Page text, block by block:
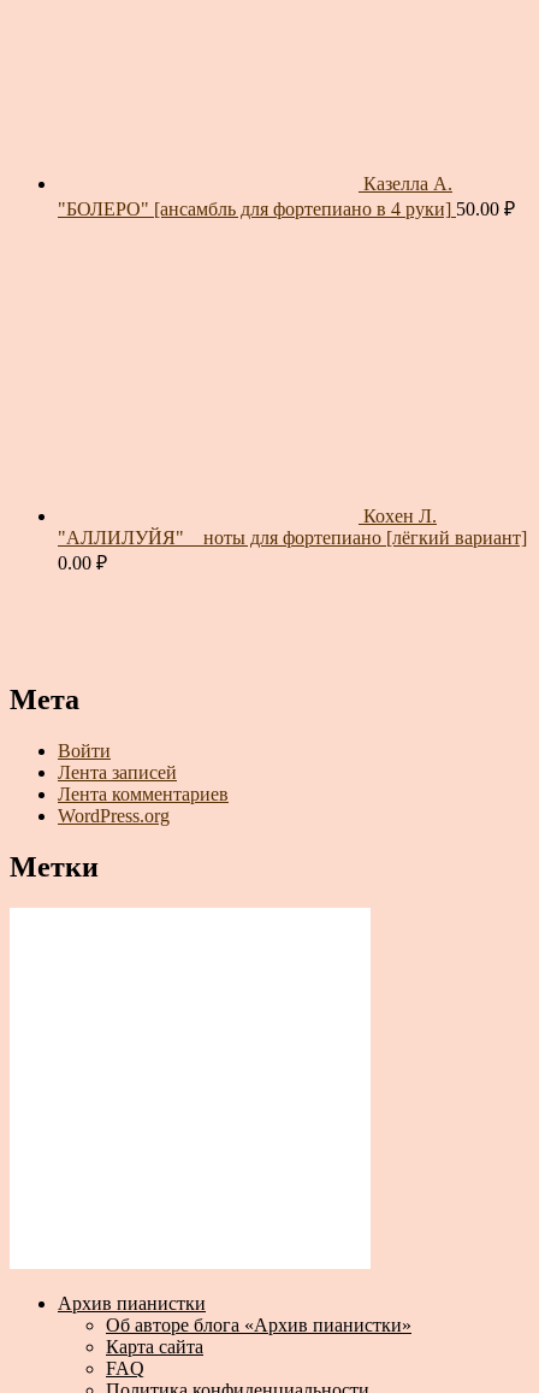
Казелла А.
"БОЛЕРО" [ансамбль для фортепиано в 4 руки] 50.00 ₽
Кохен Л.
"АЛЛИЛУЙЯ" _ ноты для фортепиано [лёгкий вариант]
0.00 ₽
Мета
Войти
Лента записей
Лента комментариев
WordPress.org
Метки
Архив пианистки
Об авторе блога «Архив пианистки»
Карта сайта
FAQ